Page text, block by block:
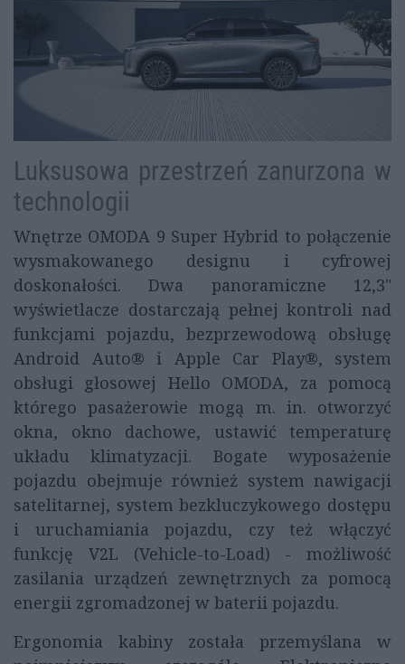
Luksusowa przestrzeń zanurzona w
technologii
Wnętrze OMODA 9 Super Hybrid to połączenie
wysmakowanego designu i cyfrowej
doskonałości. Dwa panoramiczne 12,3"
wyświetlacze dostarczają pełnej kontroli nad
funkcjami pojazdu, bezprzewodową obsługę
Android Auto® i Apple Car Play®, system
obsługi głosowej Hello OMODA, za pomocą
którego pasażerowie mogą m. in. otworzyć
okna, okno dachowe, ustawić temperaturę
układu klimatyzacji. Bogate wyposażenie
pojazdu obejmuje również system nawigacji
satelitarnej, system bezkluczykowego dostępu
i uruchamiania pojazdu, czy też włączyć
funkcję V2L (Vehicle-to-Load) - możliwość
zasilania urządzeń zewnętrznych za pomocą
energii zgromadzonej w baterii pojazdu.
Ergonomia kabiny została przemyślana w